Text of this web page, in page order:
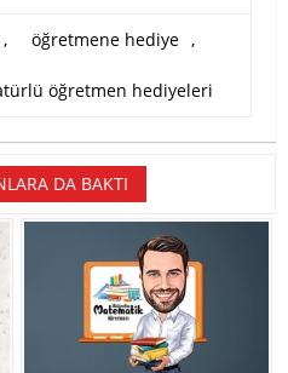
, öğretmene hediye ,
öğretmen hediyeleri
DA BAKTI